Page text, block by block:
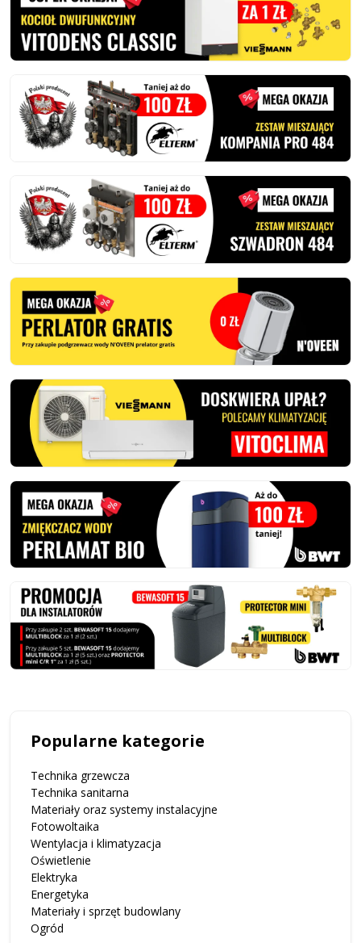
Popularne kategorie
Technika grzewcza
Technika sanitarna
Materiały oraz systemy instalacyjne
Fotowoltaika
Wentylacja i klimatyzacja
Oświetlenie
Elektryka
Energetyka
Materiały i sprzęt budowlany
Ogród